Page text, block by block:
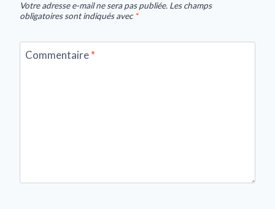
Votre adresse e-mail ne sera pas publiée. Les champs
obligatoires sont indiqués avec*
Commentaire*